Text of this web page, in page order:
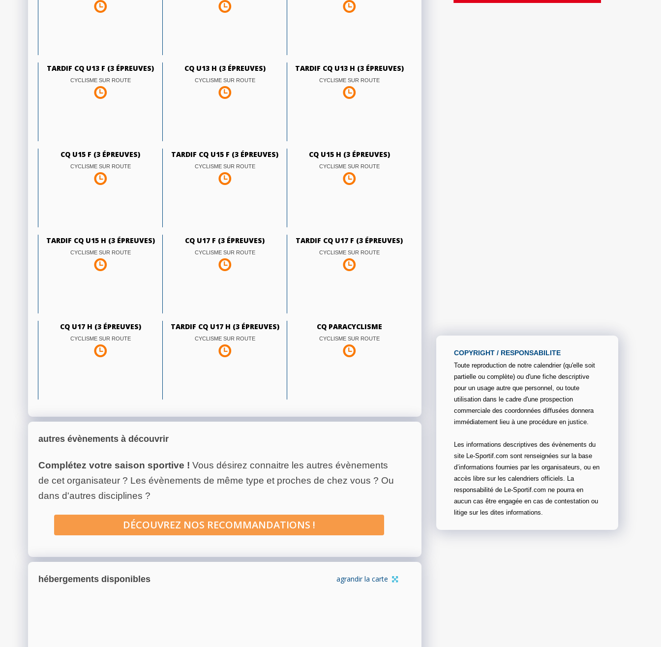
TARDIF CQ U13 F (3 ÉPREUVES)
CYCLISME SUR ROUTE
CQ U13 H (3 ÉPREUVES)
CYCLISME SUR ROUTE
TARDIF CQ U13 H (3 ÉPREUVES)
CYCLISME SUR ROUTE
CQ U15 F (3 ÉPREUVES)
CYCLISME SUR ROUTE
TARDIF CQ U15 F (3 ÉPREUVES)
CYCLISME SUR ROUTE
CQ U15 H (3 ÉPREUVES)
CYCLISME SUR ROUTE
TARDIF CQ U15 H (3 ÉPREUVES)
CYCLISME SUR ROUTE
CQ U17 F (3 ÉPREUVES)
CYCLISME SUR ROUTE
TARDIF CQ U17 F (3 ÉPREUVES)
CYCLISME SUR ROUTE
CQ U17 H (3 ÉPREUVES)
CYCLISME SUR ROUTE
TARDIF CQ U17 H (3 ÉPREUVES)
CYCLISME SUR ROUTE
CQ PARACYCLISME
CYCLISME SUR ROUTE
autres évènements à découvrir
Complétez votre saison sportive ! Vous désirez connaitre les autres évènements
de cet organisateur ? Les évènements de même type et proches de chez vous ? Ou
dans d'autres disciplines ?
DÉCOUVREZ NOS RECOMMANDATIONS !
hébergements disponibles agrandir la carte
COPYRIGHT / RESPONSABILITE
Toute reproduction de notre calendrier (qu'elle soit
partielle ou complète) ou d'une fiche descriptive
pour un usage autre que personnel, ou toute
utilisation dans le cadre d'une prospection
commerciale des coordonnées diffusées donnera
immédiatement lieu à une procédure en justice.
Les informations descriptives des évènements du
site Le-Sportif.com sont renseignées sur la base
d’informations fournies par les organisateurs, ou en
accès libre sur les calendriers officiels. La
responsabilité de Le-Sportif.com ne pourra en
aucun cas être engagée en cas de contestation ou
litige sur les dites informations.